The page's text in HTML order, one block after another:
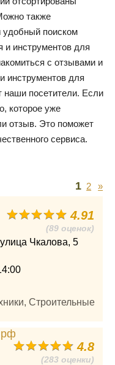
также
удобный поиском
и инструментов для
с отзывами и
инструментов для
наши посетители. Если
которое уже
отзыв. Это поможет
сервиса.
1 2 »
4.91
(89 оценок)
Чкалова, 5
Строительные
4.8
(283 оценки)